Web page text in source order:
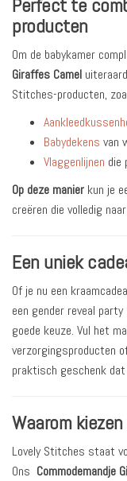
Perfect te
producten
Om de babykamer
Giraffes Camel
Stitches-producten,
Babydekens van
Vlaggenlijnen die
Op deze manier kun je
creëren die volledig
Een uniek
Of je nu een
een gender reveal
goede keuze. Vul het
verzorgingsproducten
praktisch geschenk
Waarom
Lovely Stitches staat
Ons Commodemandje